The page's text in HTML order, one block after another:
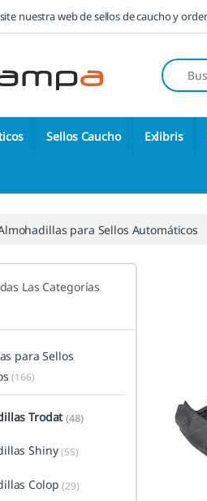
nuestra web de sellos de caucho y
Sellos Caucho Exlibris
para Sellos Automáticos
Las Categorías
para Sellos
(166)
Trodat (48)
Shiny (55)
Colop (29)